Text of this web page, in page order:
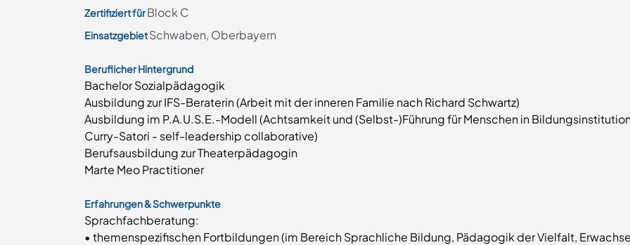
Zertifiziert fürBlock C
EinsatzgebietSchwaben, Oberbayern
Beruflicher Hintergrund
Bachelor Sozialpädagogik
Ausbildung zur IFS-Beraterin (Arbeit mit der inneren Familie nach Richard Schwartz)
Ausbildung im P.A.U.S.E.-Modell (Achtsamkeit und (Selbst-)Führung für Menschen in
Curry-Satori - self-leadership collaborative)
Berufsausbildung zur Theaterpädagogin
Marte Meo Practitioner
Erfahrungen & Schwerpunkte
Sprachfachberatung:
• themenspezifischen Fortbildungen (im Bereich Sprachliche Bildung, Pädagogik der Vielfalt,